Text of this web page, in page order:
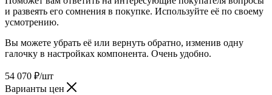
и развеять его сомнения в покупке. Используйте её по своему
усмотрению.
Вы можете убрать её или вернуть обратно, изменив одну
галочку в настройках компонента. Очень удобно.
54 070 ₽/шт
Варианты цен